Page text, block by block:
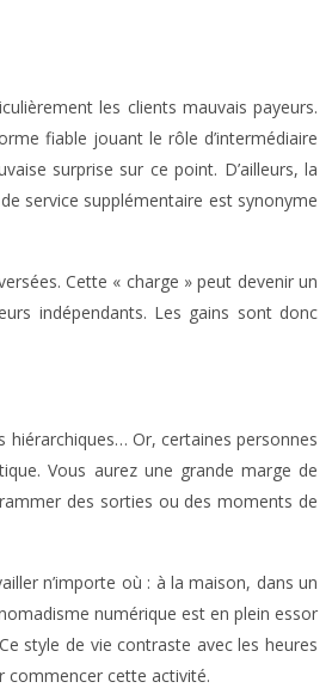
les clients mauvais payeurs.
fiable jouant le rôle d’intermédiaire
surprise sur ce point. D’ailleurs, la
service supplémentaire est synonyme
Cette « charge » peut devenir un
indépendants. Les gains sont donc
hiérarchiques… Or, certaines personnes
Vous aurez une grande marge de
des sorties ou des moments de
n’importe où : à la maison, dans un
numérique est en plein essor
style de vie contraste avec les heures
commencer cette activité.